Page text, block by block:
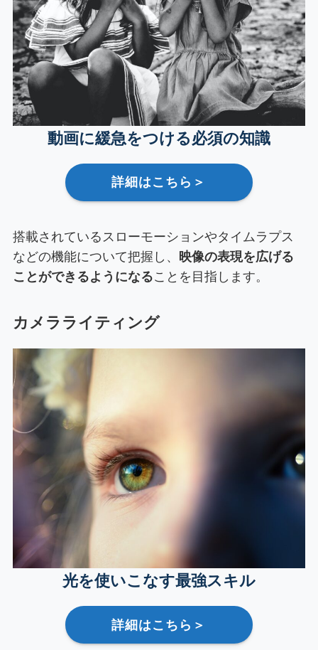
動画に緩急をつける必須の知識
詳細はこちら＞
搭載されているスローモーションやタイムラプス
などの機能について把握し、
映像の表現を広げる
ことができるようになることを目指します。
カメラライティング
光を使いこなす最強スキル
詳細はこちら＞